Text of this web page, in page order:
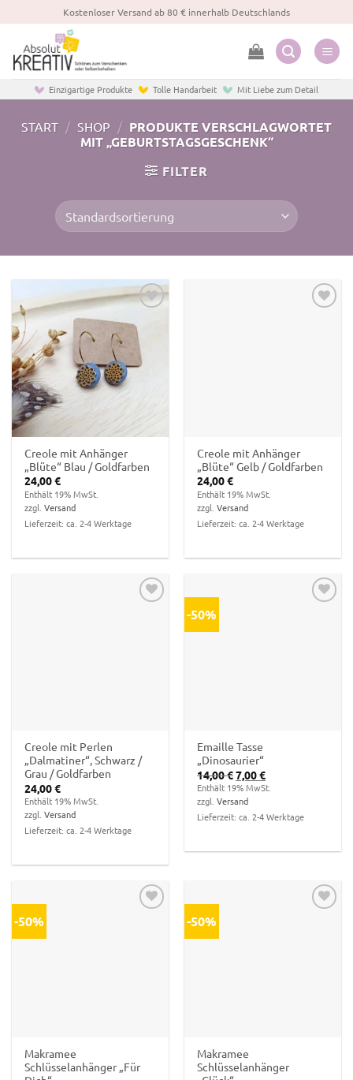
Inhalt
springen
Kostenloser Versand ab 80 € innerhalb Deutschlands
Einzigartige Produkte Tolle Handarbeit Mit Liebe zum Detail
START / SHOP / PRODUKTE VERSCHLAGWORTET
MIT „GEBURTSTAGSGESCHENK“
FILTER
Zur
Wunschliste
hinzufügen
Creole mit Anhänger
„Blüte“ Blau / Goldfarben
24,00€
Enthält 19% MwSt.
zzgl.Versand
Lieferzeit: ca. 2-4 Werktage
Creole mit Anhänger
„Blüte“ Gelb / Goldfarben
24,00€
Enthält 19% MwSt.
zzgl.Versand
Lieferzeit: ca. 2-4 Werktage
Creole mit Perlen
„Dalmatiner“, Schwarz /
Grau / Goldfarben
24,00€
Enthält 19% MwSt.
zzgl.Versand
Lieferzeit: ca. 2-4 Werktage
-50%
Emaille Tasse
„Dinosaurier“
14,00€Ursprünglicher
Preis
war:
14,00 €
7,00€Aktueller
Preis
ist:
Enthält 19% MwSt.
zzgl.Versand
Lieferzeit: ca. 2-4 Werktage
-50%
Makramee
Schlüsselanhänger „Für
-50%
Makramee
Schlüsselanhänger